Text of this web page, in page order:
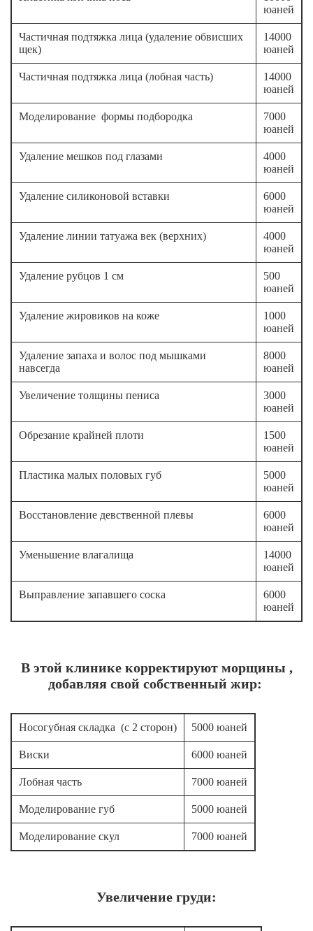
юаней
Частичная подтяжка лица (удаление обвисших
щек)
14000
юаней
Частичная подтяжка лица (лобная часть)
14000
юаней
Моделирование формы подбородка
7000
юаней
Удаление мешков под глазами
4000
юаней
Удаление силиконовой вставки
6000
юаней
Удаление линии татуажа век (верхних)
4000
юаней
Удаление рубцов 1 см
500
юаней
Удаление жировиков на коже
1000
юаней
Удаление запаха и волос под мышками
навсегда
8000
юаней
Увеличение толщины пениса
3000
юаней
Обрезание крайней плоти
1500
юаней
Пластика малых половых губ
5000
юаней
Восстановление девственной плевы
6000
юаней
Уменьшение влагалища
14000
юаней
Выправление запавшего соска
6000
юаней
В этой клинике корректируют морщины ,
добавляя свой собственный жир:
Носогубная складка (с 2 сторон) 5000 юаней
Виски 6000 юаней
Лобная часть 7000 юаней
Моделирование губ 5000 юаней
Моделирование скул 7000 юаней
Увеличение груди: